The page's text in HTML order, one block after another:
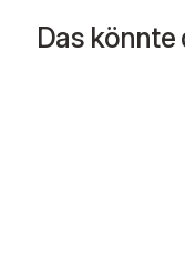
Das könnte